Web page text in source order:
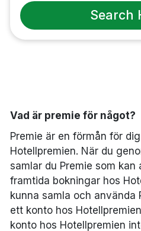
Search
Oslo
Vad är premie för något?
Premie är en förmån för
Hotellpremien. När du
samlar du Premie som
framtida bokningar hos
kunna samla och använda
ett konto hos
konto hos Hotellpremien